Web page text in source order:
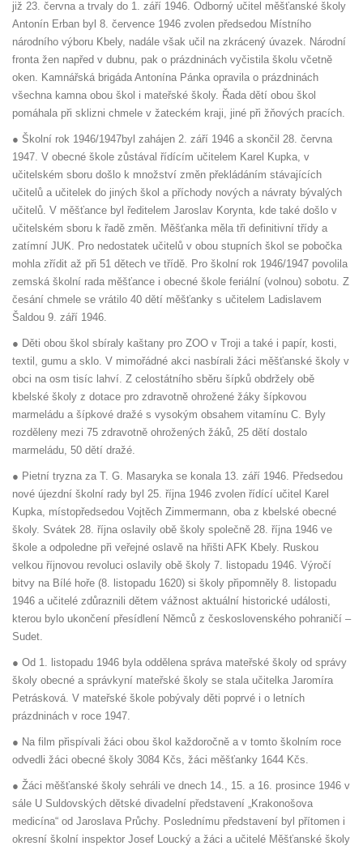
již 23. června a trvaly do 1. září 1946. Odborný učitel měšťanské školy
Antonín Erban byl 8. července 1946 zvolen předsedou Místního
národního výboru Kbely, nadále však učil na zkrácený úvazek. Národní
fronta žen napřed v dubnu, pak o prázdninách vyčistila školu včetně
oken. Kamnářská brigáda Antonína Pánka opravila o prázdninách
všechna kamna obou škol i mateřské školy. Řada dětí obou škol
pomáhala při sklizni chmele v žateckém kraji, jiné při žňových pracích.
● Školní rok 1946/1947byl zahájen 2. září 1946 a skončil 28. června
1947. V obecné škole zůstával řídícím učitelem Karel Kupka, v
učitelském sboru došlo k množství změn překládáním stávajících
učitelů a učitelek do jiných škol a příchody nových a návraty bývalých
učitelů. V měšťance byl ředitelem Jaroslav Korynta, kde také došlo v
učitelském sboru k řadě změn. Měšťanka měla tři definitivní třídy a
zatímní JUK. Pro nedostatek učitelů v obou stupních škol se pobočka
mohla zřídit až při 51 dětech ve třídě. Pro školní rok 1946/1947 povolila
zemská školní rada měšťance i obecné škole feriální (volnou) sobotu. Z
česání chmele se vrátilo 40 dětí měšťanky s učitelem Ladislavem
Šaldou 9. září 1946.
● Děti obou škol sbíraly kaštany pro ZOO v Troji a také i papír, kosti,
textil, gumu a sklo. V mimořádné akci nasbírali žáci měšťanské školy v
obci na osm tisíc lahví. Z celostátního sběru šípků obdržely obě
kbelské školy z dotace pro zdravotně ohrožené žáky šípkovou
marmeládu a šípkové dražé s vysokým obsahem vitamínu C. Byly
rozděleny mezi 75 zdravotně ohrožených žáků, 25 dětí dostalo
marmeládu, 50 dětí dražé.
● Pietní tryzna za T. G. Masaryka se konala 13. září 1946. Předsedou
nové újezdní školní rady byl 25. října 1946 zvolen řídící učitel Karel
Kupka, místopředsedou Vojtěch Zimmermann, oba z kbelské obecné
školy. Svátek 28. října oslavily obě školy společně 28. října 1946 ve
škole a odpoledne při veřejné oslavě na hřišti AFK Kbely. Ruskou
velkou říjnovou revoluci oslavily obě školy 7. listopadu 1946. Výročí
bitvy na Bílé hoře (8. listopadu 1620) si školy připomněly 8. listopadu
1946 a učitelé zdůraznili dětem vážnost aktuální historické události,
kterou bylo ukončení přesídlení Němců z československého pohraničí –
Sudet.
● Od 1. listopadu 1946 byla oddělena správa mateřské školy od správy
školy obecné a správkyní mateřské školy se stala učitelka Jaromíra
Petrásková. V mateřské škole pobývaly děti poprvé i o letních
prázdninách v roce 1947.
● Na film přispívali žáci obou škol každoročně a v tomto školním roce
odvedli žáci obecné školy 3084 Kčs, žáci měšťanky 1644 Kčs.
● Žáci měšťanské školy sehráli ve dnech 14., 15. a 16. prosince 1946 v
sále U Suldovských dětské divadelní představení „Krakonošova
medicína“ od Jaroslava Průchy. Poslednímu představení byl přítomen i
okresní školní inspektor Josef Loucký a žáci a učitelé Měšťanské školy